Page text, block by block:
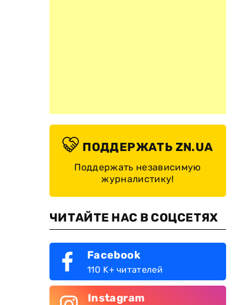
ПОДДЕРЖАТЬ ZN.UA
Поддержать независимую
журналистику!
ЧИТАЙТЕ НАС В СОЦСЕТЯХ
Facebook
110 K+ читателей
Instagram